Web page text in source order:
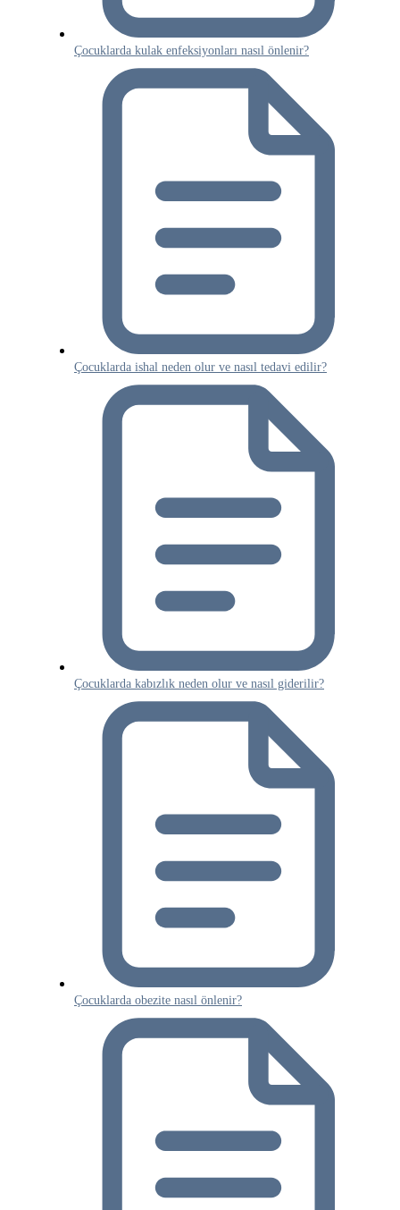
Çocuklarda kulak enfeksiyonları nasıl önlenir?
Çocuklarda ishal neden olur ve nasıl tedavi edilir?
Çocuklarda kabızlık neden olur ve nasıl giderilir?
Çocuklarda obezite nasıl önlenir?